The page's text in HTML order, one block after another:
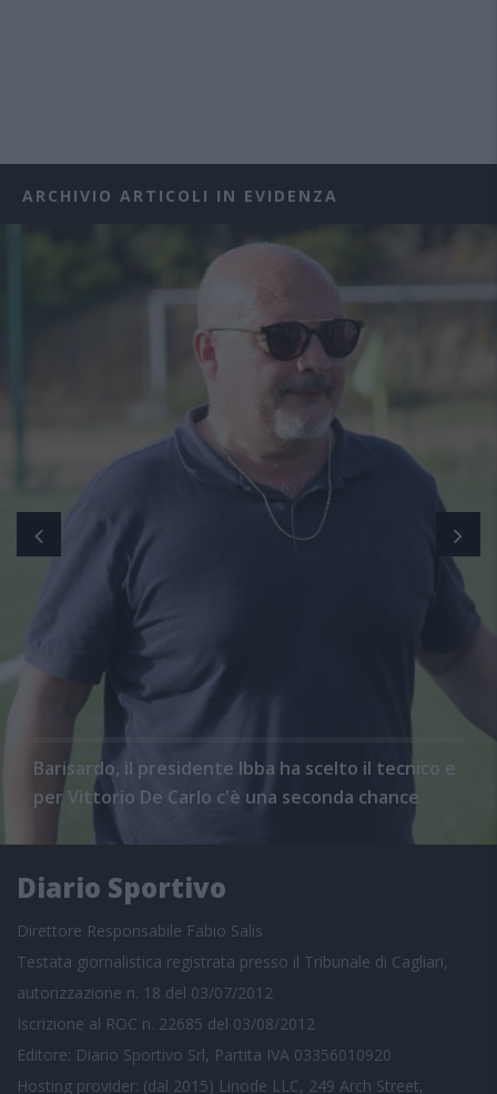
ARCHIVIO ARTICOLI IN EVIDENZA
Barisardo, il presidente Ibba ha scelto il tecnico e
per Vittorio De Carlo c'è una seconda chance
Diario Sportivo
Direttore Responsabile Fabio Salis
Testata giornalistica registrata presso il Tribunale di Cagliari,
autorizzazione n. 18 del 03/07/2012
Iscrizione al ROC n. 22685 del 03/08/2012
Editore: Diario Sportivo Srl, Partita IVA 03356010920
Hosting provider: (dal 2015) Linode LLC, 249 Arch Street,